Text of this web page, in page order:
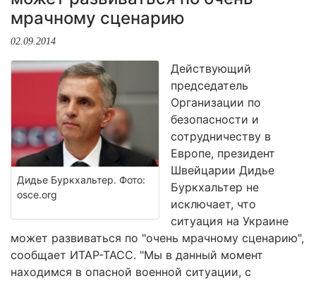
мрачному сценарию
02.09.2014
Дидье Буркхальтер. Фото:
osce.org
Действующий
председатель
Организации по
безопасности и
сотрудничеству в
Европе, президент
Швейцарии Дидье
Буркхальтер не
исключает, что
ситуация на Украине
может развиваться по "очень мрачному сценарию",
сообщает ИТАР-ТАСС. "Мы в данный момент
находимся в опасной военной ситуации, с